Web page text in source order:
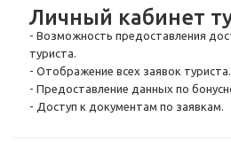
Личный кабинет
- Возможность предоставления
туриста.
- Отображение всех заявок туриста.
- Предоставление данных по
- Доступ к документам по заявкам.